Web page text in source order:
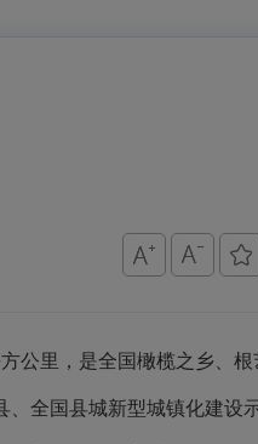
公里，是全国橄榄之乡、根
全国县城新型城镇化建设